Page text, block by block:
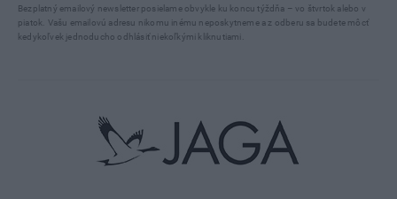
Bezplatný emailový newsletter posielame obvykle ku koncu týždňa – vo štvrtok alebo v
piatok. Vašu emailovú adresu nikomu inému neposkytneme a z odberu sa budete môcť
kedykoľvek jednoducho odhlásiť niekoľkými kliknutiami.